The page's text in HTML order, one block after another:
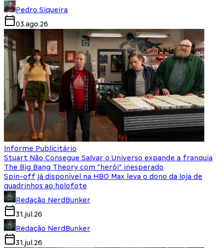
Pedro Siqueira
03.ago.26
Informe Publicitário
Stuart Não Consegue Salvar o Universo expande a franquia
The Big Bang Theory com “herói” inesperado
Spin-off já disponível na HBO Max leva o dono da loja de
quadrinhos ao holofote
Redação NerdBunker
31.jul.26
Redação NerdBunker
31.jul.26